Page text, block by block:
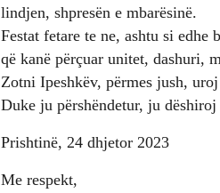
lindjen, shpresën e mbarësinë.
Festat fetare te ne, ashtu si
që kanë përçuar unitet, dashuri,
Zotni Ipeshkëv, përmes jush,
Duke ju përshëndetur, ju
Prishtinë, 24 dhjetor 2023
Me respekt,